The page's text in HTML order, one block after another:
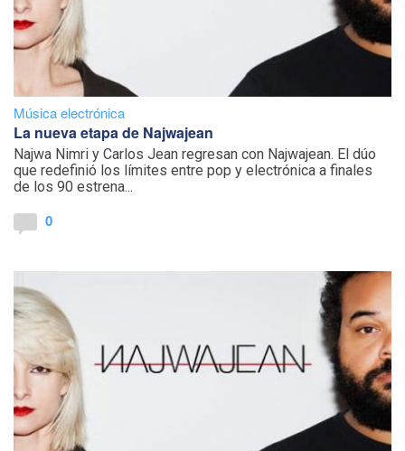
Música electrónica
La nueva etapa de Najwajean
Najwa Nimri y Carlos Jean regresan con Najwajean. El dúo
que redefinió los límites entre pop y electrónica a finales
de los 90 estrena...
0